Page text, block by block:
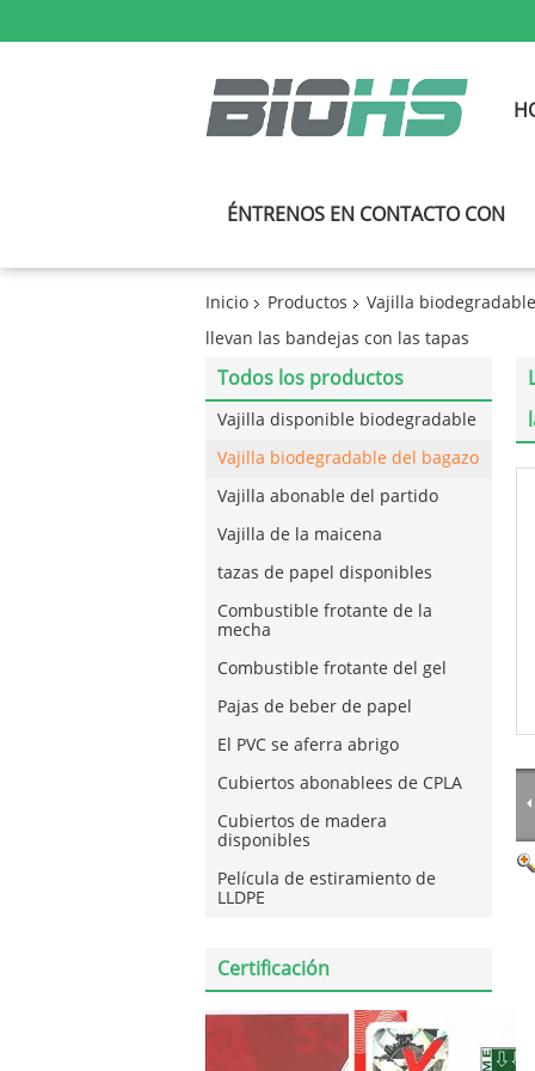
ÉNTRENOS EN CONTACTO CON
Inicio Productos
Vajilla
llevan las bandejas con las tapas
Todos los productos
Vajilla disponible biodegradable
Vajilla biodegradable del bagazo
Vajilla abonable del partido
Vajilla de la maicena
tazas de papel disponibles
Combustible frotante de la
mecha
Combustible frotante del gel
Pajas de beber de papel
El PVC se aferra abrigo
Cubiertos abonablees de CPLA
Cubiertos de madera
disponibles
Película de estiramiento de
LLDPE
Certificación